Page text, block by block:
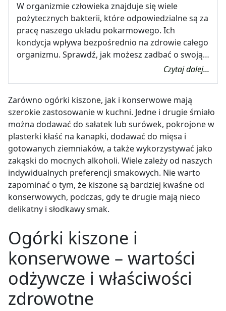
W organizmie człowieka znajduje się wiele
pożytecznych bakterii, które odpowiedzialne są za
pracę naszego układu pokarmowego. Ich
kondycja wpływa bezpośrednio na zdrowie całego
organizmu. Sprawdź, jak możesz zadbać o swoją…
Czytaj dalej...
Zarówno ogórki kiszone, jak i konserwowe mają
szerokie zastosowanie w kuchni. Jedne i drugie śmiało
można dodawać do sałatek lub surówek, pokrojone w
plasterki kłaść na kanapki, dodawać do mięsa i
gotowanych ziemniaków, a także wykorzystywać jako
zakąski do mocnych alkoholi. Wiele zależy od naszych
indywidualnych preferencji smakowych. Nie warto
zapominać o tym, że kiszone są bardziej kwaśne od
konserwowych, podczas, gdy te drugie mają nieco
delikatny i słodkawy smak.
Ogórki kiszone i
konserwowe – wartości
odżywcze i właściwości
zdrowotne